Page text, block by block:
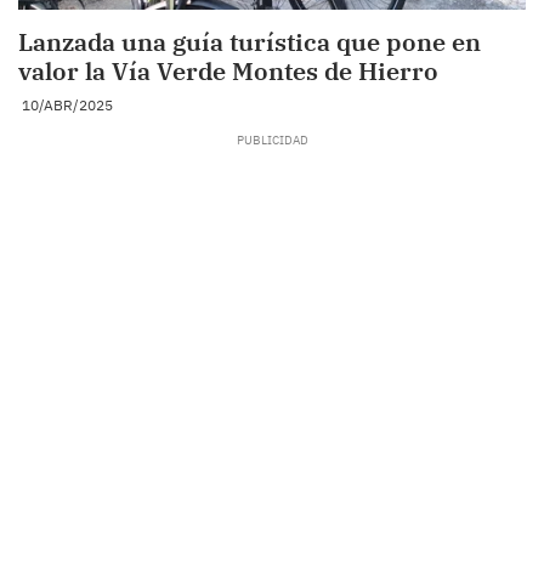
Lanzada una guía turística que pone en
valor la Vía Verde Montes de Hierro
10/ABR/2025